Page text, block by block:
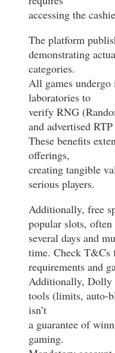
accessing the
The platform
demonstrating
categories.
All games undergo
laboratories to
verify RNG
and advertised RTP
These benefits
offerings,
creating tangible
serious players.
Additionally, free
popular slots,
several days and
time. Check T&Cs
requirements and
Additionally, Dolly
tools (limits, auto-
isn’t
a guarantee of
gaming.